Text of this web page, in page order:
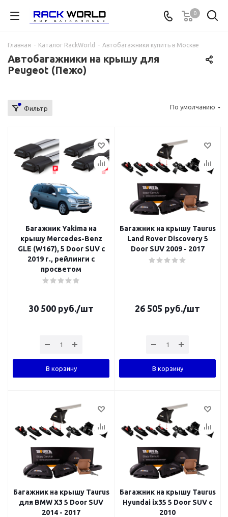
0
Главная - Каталог RackWorld - Автобагажники купить в Москве
Автобагажники на крышу для
Peugeot (Пежо)
Фильтр По умолчанию
Багажник Yakima на
крышу Mercedes-Benz
GLE (W167), 5 Door SUV с
2019 г., рейлинги с
просветом
30 500 руб./шт
В корзину
Багажник на крышу Taurus
Land Rover Discovery 5
Door SUV 2009 - 2017
26 505 руб./шт
В корзину
Багажник на крышу Taurus
для BMW X3 5 Door SUV
2014 - 2017
Багажник на крышу Taurus
Hyundai ix35 5 Door SUV с
2010